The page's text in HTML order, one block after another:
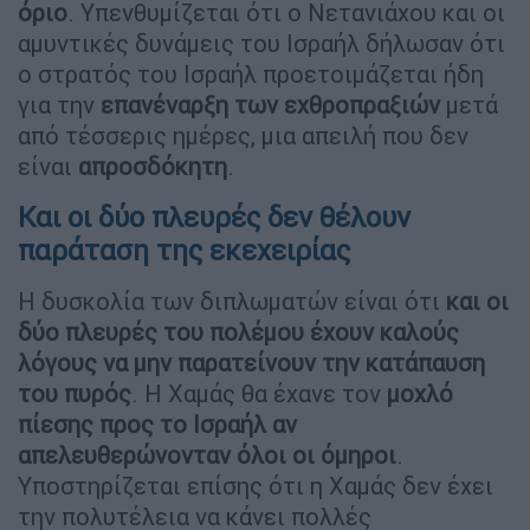
όριο. Υπενθυμίζεται ότι ο Νετανιάχου και οι
αμυντικές δυνάμεις του Ισραήλ δήλωσαν ότι
ο στρατός του Ισραήλ προετοιμάζεται ήδη
για την επανέναρξη των εχθροπραξιών μετά
από τέσσερις ημέρες, μια απειλή που δεν
είναι απροσδόκητη.
Και οι δύο πλευρές δεν θέλουν
παράταση της εκεχειρίας
Η δυσκολία των διπλωματών είναι ότι και οι
δύο πλευρές του πολέμου έχουν καλούς
λόγους να μην παρατείνουν την κατάπαυση
του πυρός. Η Χαμάς θα έχανε τον μοχλό
πίεσης προς το Ισραήλ αν
απελευθερώνονταν όλοι οι όμηροι.
Υποστηρίζεται επίσης ότι η Χαμάς δεν έχει
την πολυτέλεια να κάνει πολλές